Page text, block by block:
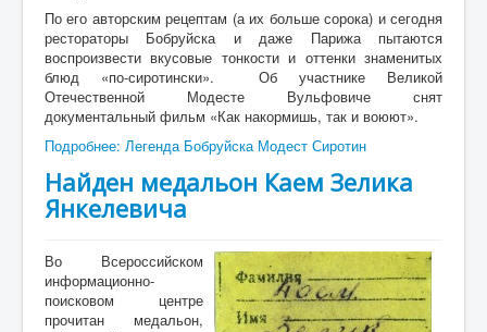
Редакционный подвальчик
Мартиролог
Кухня Мишпохи
Контакты
Карта сайта
Местечко Колышки, старинное еврейское
кладбище
По его авторским рецептам (а их больше сорока) и сегодня
рестораторы Бобруйска и даже Парижа пытаются
воспроизвести вкусовые тонкости и оттенки знаменитых
блюд «по-сиротински». Об участнике Великой
Отечественной Модесте Вульфовиче снят
документальный фильм «Как накормишь, так и воюют».
Подробнее: Легенда Бобруйска Модест Сиротин
Найден медальон Каем Зелика
Янкелевича
Во Всероссийском
информационно-
поисковом центре
прочитан медальон,